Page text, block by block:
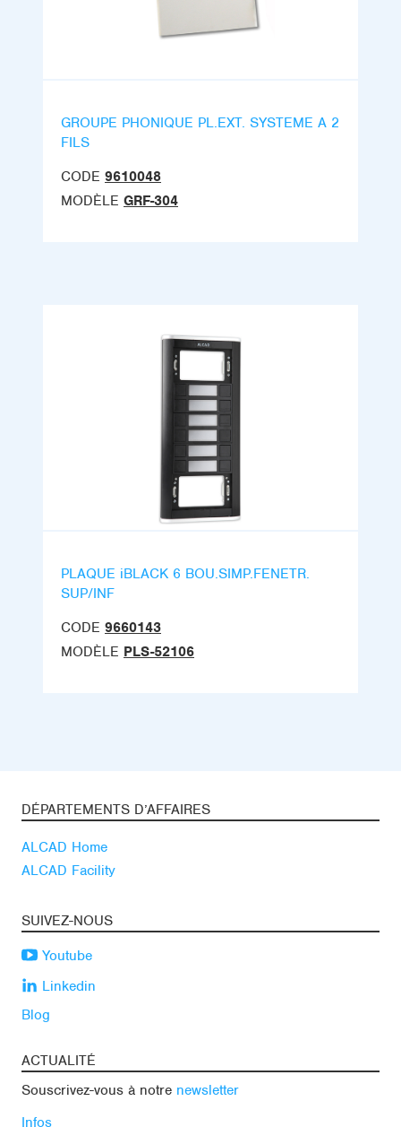
GROUPE PHONIQUE PL.EXT. SYSTEME A 2
FILS
CODE 9610048
MODÈLE GRF-304
PLAQUE iBLACK 6 BOU.SIMP.FENETR.
SUP/INF
CODE 9660143
MODÈLE PLS-52106
DÉPARTEMENTS D’AFFAIRES
ALCAD Home
ALCAD Facility
SUIVEZ-NOUS
Youtube
Linkedin
Blog
ACTUALITÉ
Souscrivez-vous à notre newsletter
Infos